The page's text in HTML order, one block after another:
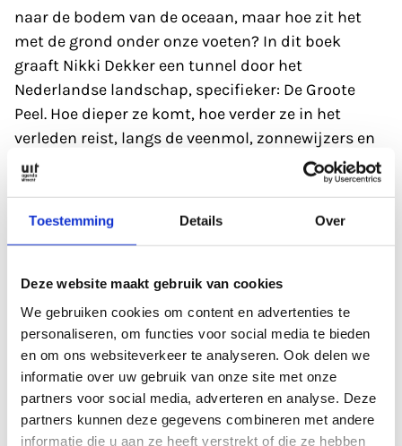
Toestemming Details Over
Deze website maakt gebruik van cookies
We gebruiken cookies om content en advertenties te
personaliseren, om functies voor social media te bieden
en om ons websiteverkeer te analyseren. Ook delen we
informatie over uw gebruik van onze site met onze
partners voor social media, adverteren en analyse. Deze
partners kunnen deze gegevens combineren met andere
informatie die u aan ze heeft verstrekt of die ze hebben
naar de bodem van de oceaan, maar hoe zit het
met de grond onder onze voeten? In dit boek
graaft Nikki Dekker een tunnel door het
Nederlandse landschap, specifieker: De Groote
Peel. Hoe dieper ze komt, hoe verder ze in het
verleden reist, langs de veenmol, zonnewijzers en
de ruggenwervels van walvissen, tot 300 miljoen
jaar geleden. En steeds weer stuit ze op die ene
vraag: waarom bestaan
we eigenlijk?
Uitgeverij De Bezige Bij
Manaquay
Roger Abrahams